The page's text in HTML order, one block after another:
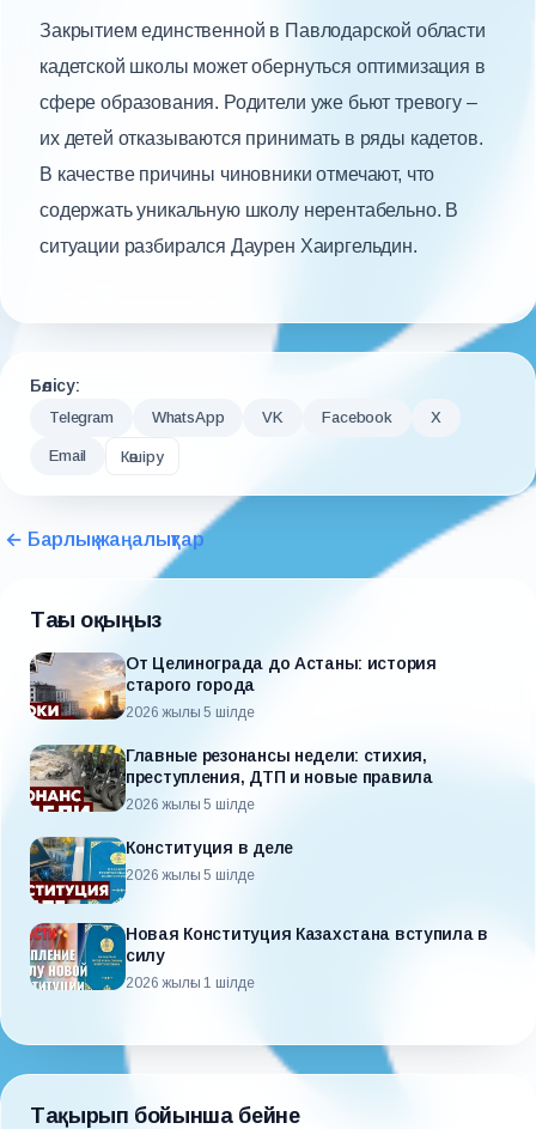
Закрытием единственной в Павлодарской области
кадетской школы может обернуться оптимизация в
сфере образования. Родители уже бьют тревогу –
их детей отказываются принимать в ряды кадетов.
В качестве причины чиновники отмечают, что
содержать уникальную школу нерентабельно. В
ситуации разбирался Даурен Хаиргельдин.
Бөлісу:
Telegram WhatsApp VK Facebook X
Email Көшіру
← Барлық жаңалықтар
Тағы оқыңыз
От Целинограда до Астаны: история
старого города
2026 жылғы 5 шілде
Главные резонансы недели: стихия,
преступления, ДТП и новые правила
2026 жылғы 5 шілде
Конституция в деле
2026 жылғы 5 шілде
Новая Конституция Казахстана вступила в
силу
2026 жылғы 1 шілде
Тақырып бойынша бейне